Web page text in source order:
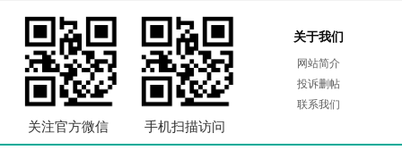
关注官方微信 手机扫描访问
关于我们
网站简介
投诉删帖
联系我们